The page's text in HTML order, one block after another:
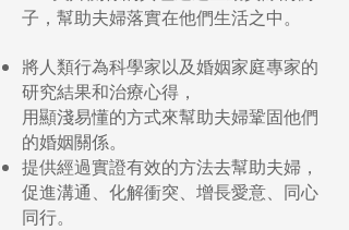
子，幫助夫婦落實在他們生活之中。
將人類行為科學家以及婚姻家庭專家的
研究結果和治療心得，
用顯淺易懂的方式來幫助夫婦鞏固他們
的婚姻關係。
提供經過實證有效的方法去幫助夫婦，
促進溝通、化解衝突、增長愛意、同心
同行。